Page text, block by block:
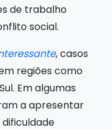
de trabalho
social.
, casos
regiões como
Em algumas
a apresentar